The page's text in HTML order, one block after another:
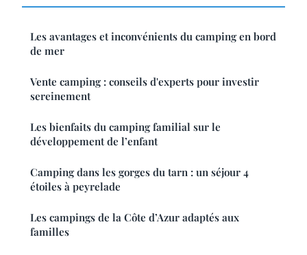
Les avantages et inconvénients du camping en bord
de mer
Vente camping : conseils d'experts pour investir
sereinement
Les bienfaits du camping familial sur le
développement de l’enfant
Camping dans les gorges du tarn : un séjour 4
étoiles à peyrelade
Les campings de la Côte d’Azur adaptés aux
familles